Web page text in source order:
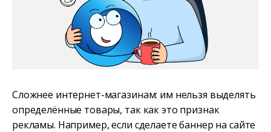
Сложнее интернет-магазинам: им нельзя выделять
определённые товары, так как это признак
рекламы. Например, если сделаете баннер на сайте